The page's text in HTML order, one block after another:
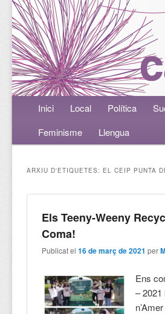
Menú principalAneu al contingut principal
Aneu al contingut secundari
Inici Local Política
Feminisme
Llengua
ARXIU D'ETIQUETES: EL CEIP PUNTA
Els Teeny-Weeny
Coma!
Publicat el16 de març de 2021 per
Ens
– 2021